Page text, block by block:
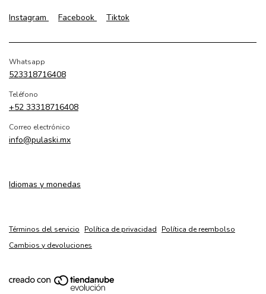
Instagram Facebook Tiktok
Whatsapp
523318716408
Teléfono
+52 33318716408
Correo electrónico
info@pulaski.mx
Idiomas y monedas
Términos del servicio Política de privacidad
Política de reembolso
Cambios y devoluciones